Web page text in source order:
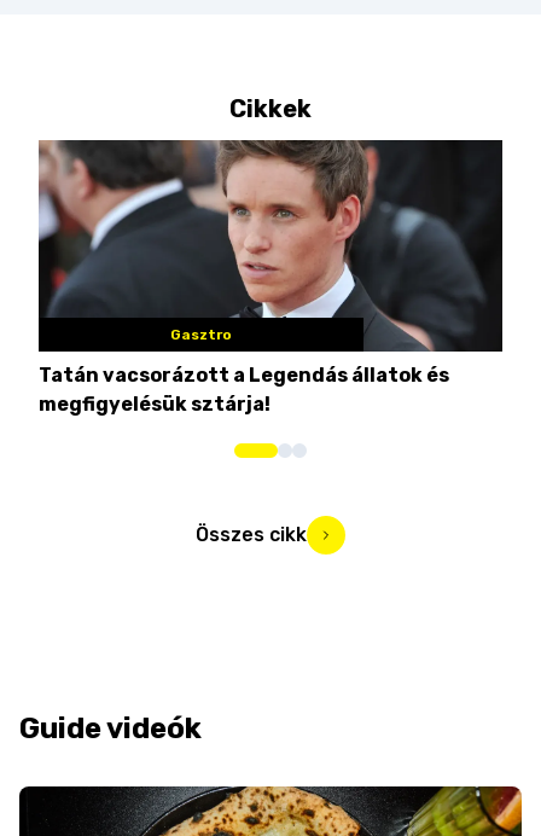
Cikkek
Gasztro
Tatán vacsorázott a Legendás állatok és
megfigyelésük sztárja!
Összes cikk
Guide videók